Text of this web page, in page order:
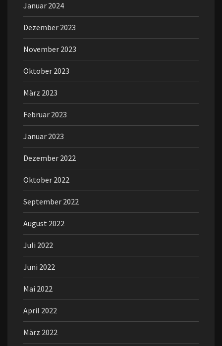
Januar 2024
Dezember 2023
November 2023
Oktober 2023
März 2023
Februar 2023
Januar 2023
Dezember 2022
Oktober 2022
September 2022
August 2022
Juli 2022
Juni 2022
Mai 2022
April 2022
März 2022